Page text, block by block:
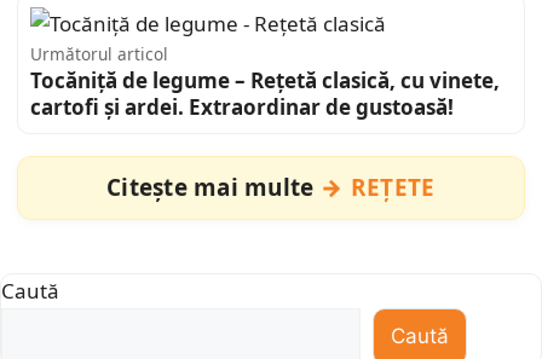
Următorul articol
Tocăniță de legume – Rețetă clasică, cu vinete,
cartofi și ardei. Extraordinar de gustoasă!
Citește mai multe REȚETE
Caută
Caută